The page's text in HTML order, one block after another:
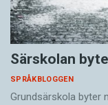
Särskolan
SPRÅKBLOGGEN
Grundsärskola byter